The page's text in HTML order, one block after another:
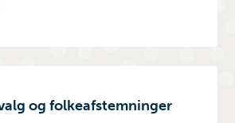
og folkeafstemninger